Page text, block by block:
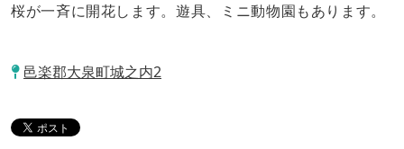
桜が一斉に開花します。遊具、ミニ動物園もあります。
邑楽郡大泉町城之内2